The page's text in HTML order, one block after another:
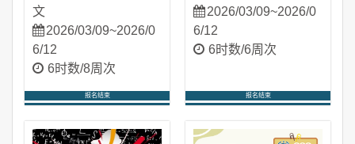
文
2026/03/09~2026/0
6/12
6时数/8周次
报名结束
2026/03/09~2026/0
6/12
6时数/6周次
报名结束